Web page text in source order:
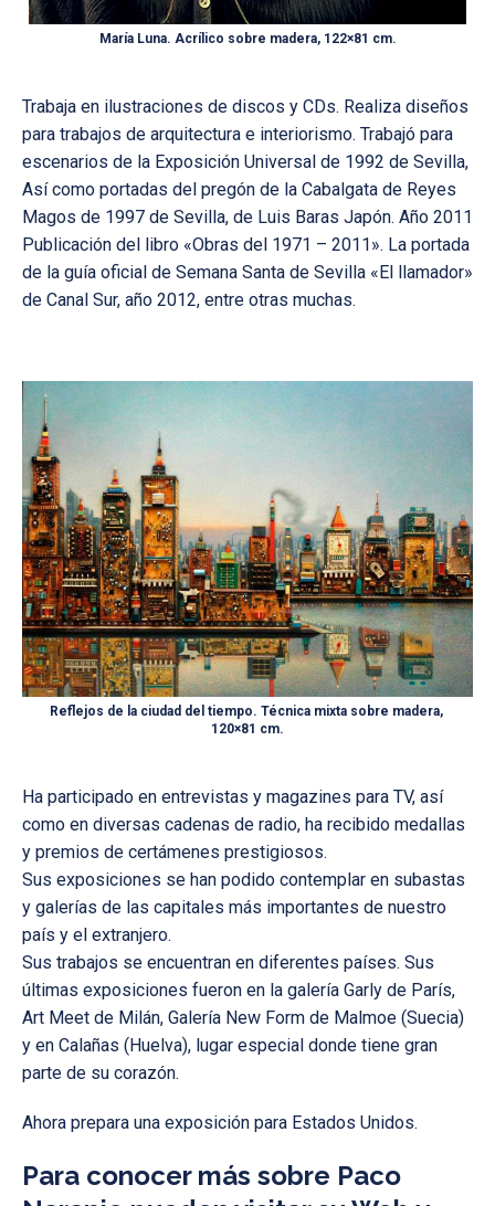
María Luna. Acrílico sobre madera, 122×81 cm.
Trabaja en ilustraciones de discos y CDs. Realiza diseños
para trabajos de arquitectura e interiorismo. Trabajó para
escenarios de la Exposición Universal de 1992 de Sevilla,
Así como portadas del pregón de la Cabalgata de Reyes
Magos de 1997 de Sevilla, de Luis Baras Japón. Año 2011
Publicación del libro «Obras del 1971 – 2011». La portada
de la guía oficial de Semana Santa de Sevilla «El llamador»
de Canal Sur, año 2012, entre otras muchas.
Reflejos de la ciudad del tiempo. Técnica mixta sobre madera,
120×81 cm.
Ha participado en entrevistas y magazines para TV, así
como en diversas cadenas de radio, ha recibido medallas
y premios de certámenes prestigiosos.
Sus exposiciones se han podido contemplar en subastas
y galerías de las capitales más importantes de nuestro
país y el extranjero.
Sus trabajos se encuentran en diferentes países. Sus
últimas exposiciones fueron en la galería Garly de París,
Art Meet de Milán, Galería New Form de Malmoe (Suecia)
y en Calañas (Huelva), lugar especial donde tiene gran
parte de su corazón.
Ahora prepara una exposición para Estados Unidos.
Para conocer más sobre Paco